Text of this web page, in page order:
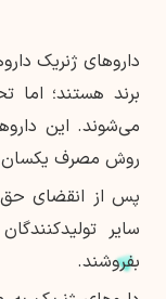
داروهای ژنریک
برند هستند؛ اما
می‌شوند. این
روش مصرف یکسان
پس از انقضای حق
سایر
بفروشند.